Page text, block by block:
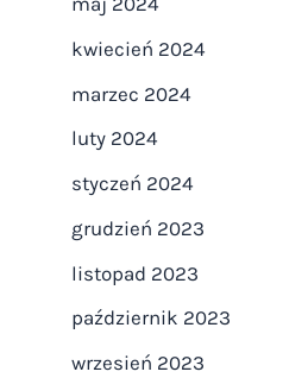
kwiecień 2024
marzec 2024
luty 2024
styczeń 2024
grudzień 2023
listopad 2023
październik 2023
wrzesień 2023